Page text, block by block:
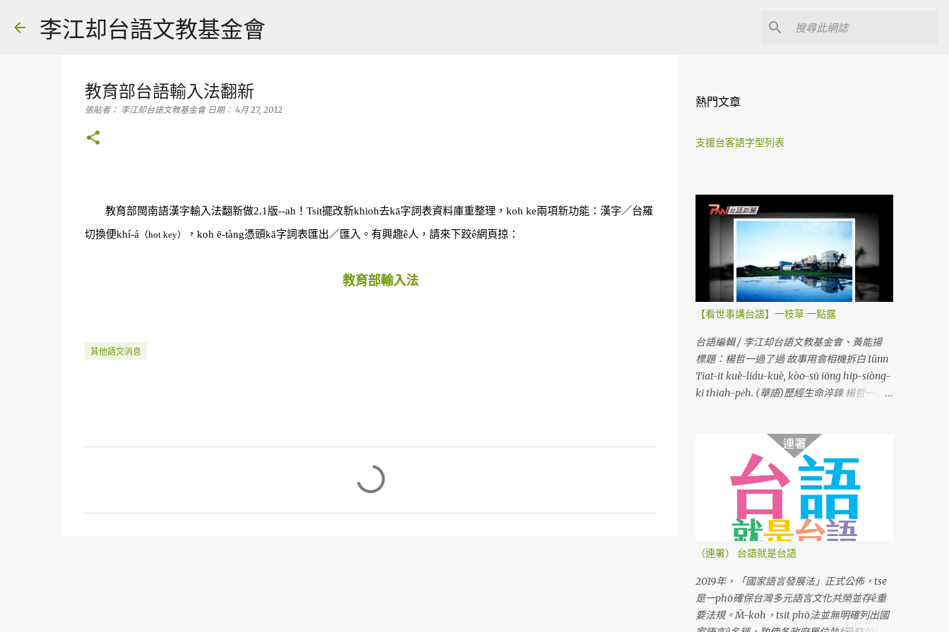
李江却台語文教基金會
教育部台語輸入法翻新
張貼者： 李江却台語文教基金會 日期： 4月 27, 2012
教育部閩南語漢字輸入法翻新做2.1版--ah！Tsit擺改新khioh去kā字詞表資料庫重整理，koh ke兩項新功能：漢字／台羅
切換便khí-á（hot key） ，koh ē-tàng憑頭kā字詞表匯出／匯入。有興趣ê人，請來下跤ê網頁掠：
教育部輸入法
其他語文消息
熱門文章
支援台客語字型列表
【看世事講台語】一枝草 一點露
台語編輯 / 李江却台語文教基金會、黃能揚
標題：楊哲一過了過 故事用翕相機拆白 Iûnn
Tiat-it kuè-liáu-kuè, kòo-sū iōng hip-siòng-
ki thiah-pe̍h. (華語)歷經生命淬鍊 楊哲一用
（連署） 台語就是台語
2019年，「國家語言發展法」正式公佈，tse
是一phō確保台灣多元語言文化共榮並存ê重
要法規。M̄-koh，tsit phō法並無明確列出國